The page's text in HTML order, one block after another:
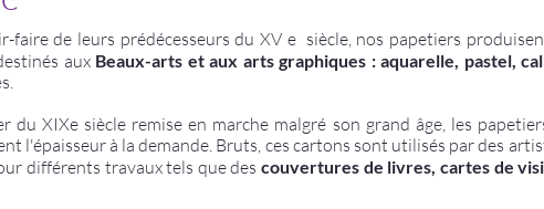
faire de leurs prédécesseurs du XV e siècle, nos papetiers
aux Beaux-arts et aux arts graphiques : aquarelle, pastel,
du XIXe siècle remise en marche malgré son grand âge, les
l'épaisseur à la demande. Bruts, ces cartons sont utilisés par des
différents travaux tels que des couvertures de livres, cartes de